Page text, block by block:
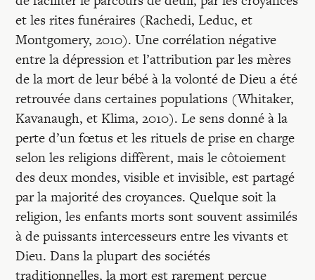
et les rites funéraires (Rachedi, Leduc, et
Montgomery, 2010). Une corrélation négative
entre la dépression et l’attribution par les mères
de la mort de leur bébé à la volonté de Dieu a été
retrouvée dans certaines populations (Whitaker,
Kavanaugh, et Klima, 2010). Le sens donné à la
perte d’un fœtus et les rituels de prise en charge
selon les religions diffèrent, mais le côtoiement
des deux mondes, visible et invisible, est partagé
par la majorité des croyances. Quelque soit la
religion, les enfants morts sont souvent assimilés
à de puissants intercesseurs entre les vivants et
Dieu. Dans la plupart des sociétés
traditionnelles, la mort est rarement perçue